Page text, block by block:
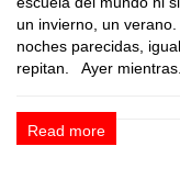
un invierno, un
noches parecidas,
repitan. Ayer
Read more